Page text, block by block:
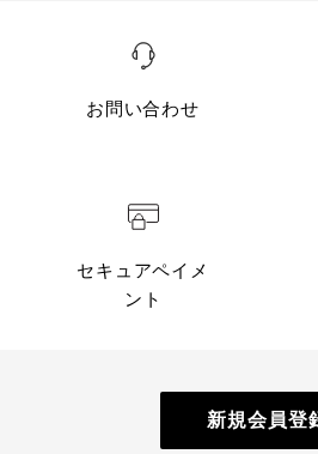
お問い合わせ
セキュアペイメ
ント
新規会員登